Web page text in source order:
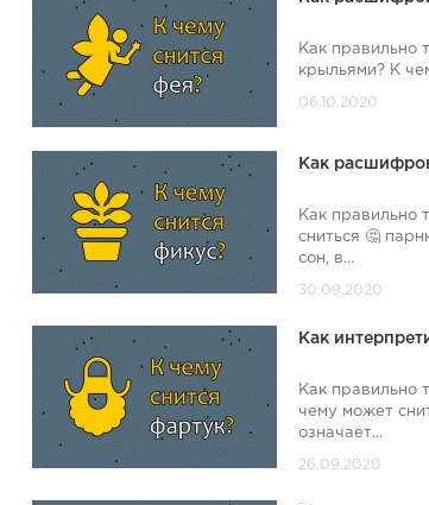
Как правильно
крыльями? К
Как
Как правильно
сниться 🤔
сон, в...
Как
Как правильно
чему может
означает...